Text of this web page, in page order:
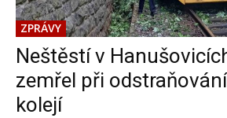
ZPRÁVY
Neštěstí v
zemřel při
kolejí